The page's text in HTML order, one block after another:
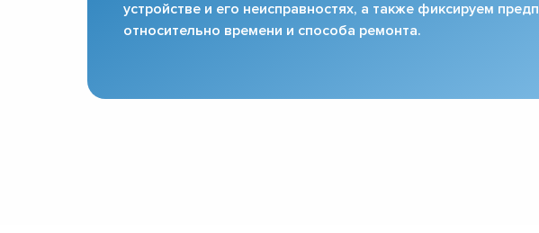
устройстве и его неисправностях, а также фиксируем
относительно времени и способа ремонта.